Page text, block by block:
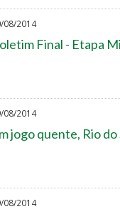
08/2014
Final - Etapa
08/2014
jogo quente, Rio
08/2014